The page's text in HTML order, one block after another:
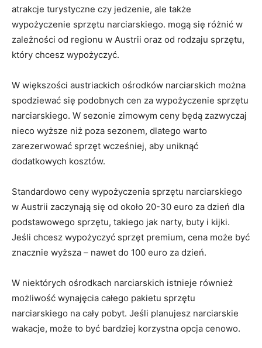
atrakcje turystyczne czy​ jedzenie, ale także
wypożyczenie‌ sprzętu narciarskiego. mogą się różnić w
‍zależności ⁣od regionu‍ w⁣ Austrii oraz‍ od rodzaju sprzętu,
który chcesz wypożyczyć.
W większości austriackich‍ ośrodków narciarskich można
spodziewać się podobnych cen za wypożyczenie sprzętu
narciarskiego. W sezonie zimowym ceny będą zazwyczaj​
nieco wyższe ‌niż poza sezonem, dlatego warto
zarezerwować sprzęt ‍wcześniej, aby uniknąć
dodatkowych ⁤kosztów.
Standardowo ceny wypożyczenia sprzętu narciarskiego
w Austrii zaczynają się od około ⁢20-30 euro za dzień dla
podstawowego sprzętu, takiego jak narty, buty i kijki.
Jeśli chcesz ⁤wypożyczyć sprzęt ⁢premium, cena może być
znacznie wyższa – nawet do 100 ⁣euro za dzień.
W⁢ niektórych ośrodkach narciarskich istnieje również
możliwość wynajęcia⁤ całego⁢ pakietu ⁤sprzętu
narciarskiego ⁢na cały pobyt. Jeśli planujesz ⁢narciarskie
wakacje, może to być bardziej korzystna ‌opcja cenowo.